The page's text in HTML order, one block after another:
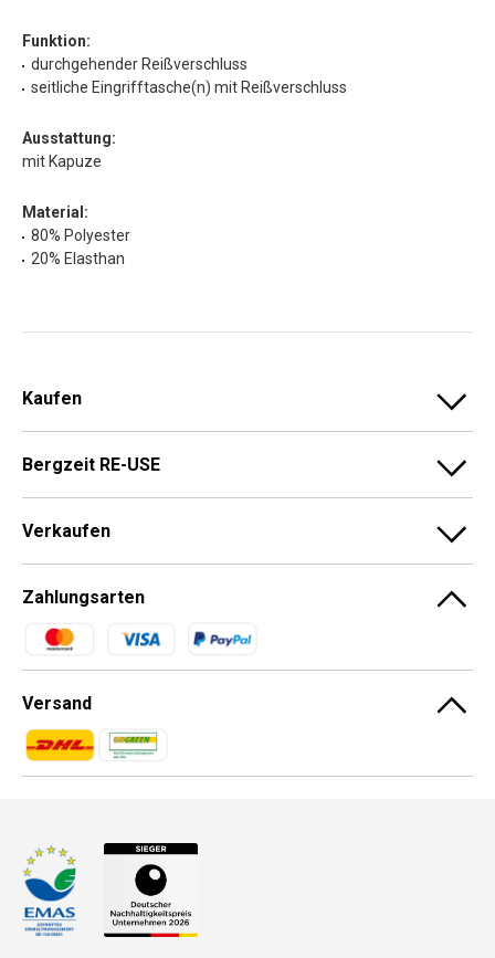
Funktion:
durchgehender Reißverschluss
seitliche Eingrifftasche(n) mit Reißverschluss
Ausstattung:
mit Kapuze
Material:
80% Polyester
20% Elasthan
Kaufen
Bergzeit RE-USE
Verkaufen
Zahlungsarten
Zahlungsmethoden
Versand
Zahlungsmethoden
Zahlungsmethoden